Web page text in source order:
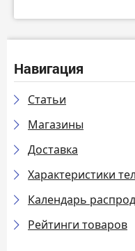
Навигация
Статьи
Магазины
Доставка
Характеристики
Календарь
Рейтинги товаров